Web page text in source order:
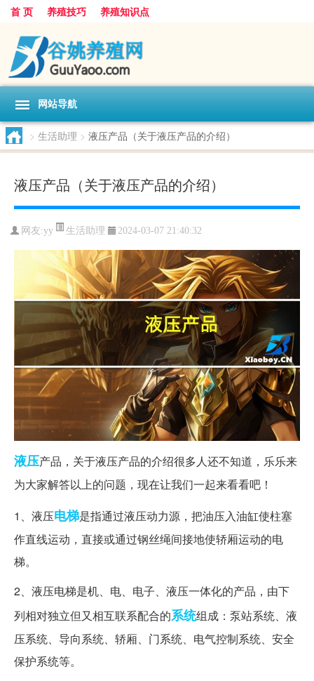
首 页 养殖技巧 养殖知识点
网站导航
> 生活助理 > 液压产品（关于液压产品的介绍）
液压产品（关于液压产品的介绍）
网友:yy 生活助理 2024-03-07 21:40:32
液压产品，关于液压产品的介绍很多人还不知道，乐乐来
为大家解答以上的问题，现在让我们一起来看看吧！
1、液压电梯是指通过液压动力源，把油压入油缸使柱塞
作直线运动，直接或通过钢丝绳间接地使轿厢运动的电
梯。
2、液压电梯是机、电、电子、液压一体化的产品，由下
列相对独立但又相互联系配合的系统组成：泵站系统、液
压系统、导向系统、轿厢、门系统、电气控制系统、安全
保护系统等。